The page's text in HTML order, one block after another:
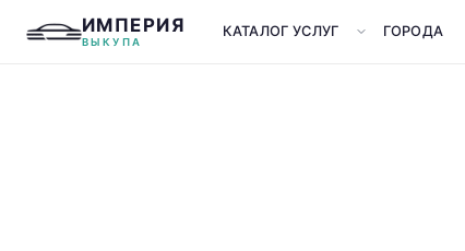
ИМПЕРИЯ
ВЫКУПА
КАТАЛОГ УСЛУГ ГОРОДА